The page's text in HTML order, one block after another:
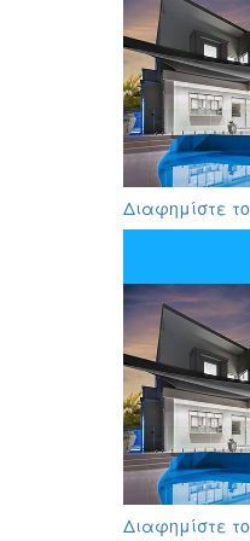
Διαφημίστε
Διαφημίστε